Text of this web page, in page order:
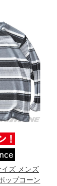
イズ メンズ
ップコーン